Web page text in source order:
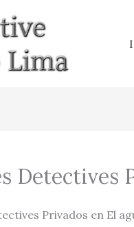
Detectives
Privados en El